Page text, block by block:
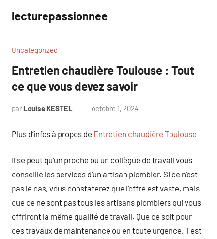
contenu
lecturepassionnee
Uncategorized
Entretien chaudière Toulouse : Tout
ce que vous devez savoir
par Louise KESTEL octobre 1, 2024
Plus d’infos à propos de Entretien chaudière Toulouse
Il se peut qu’un proche ou un collègue de travail vous
conseille les services d’un artisan plombier. Si ce n’est
pas le cas, vous constaterez que l’offre est vaste, mais
que ce ne sont pas tous les artisans plombiers qui vous
offriront la même qualité de travail. Que ce soit pour
des travaux de maintenance ou en toute urgence, il est